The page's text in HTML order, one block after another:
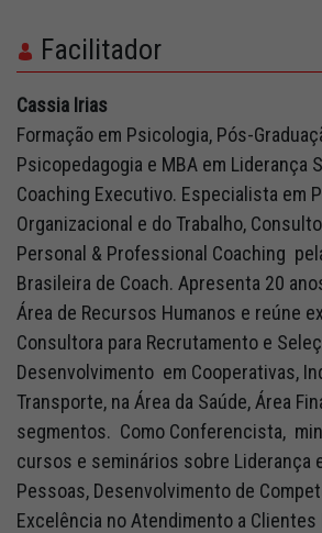
Facilitador
Cassia Irias
Formação em Psicologia, Pós-
Psicopedagogia e MBA em Liderança
Coaching Executivo. Especialista em
Organizacional e do Trabalho,
Personal & Professional Coaching
Brasileira de Coach. Apresenta 20
Área de Recursos Humanos e reúne
Consultora para Recrutamento e
Desenvolvimento em Cooperativas,
Transporte, na Área da Saúde, Área
segmentos. Como Conferencista,
cursos e seminários sobre Liderança
Pessoas, Desenvolvimento de
Excelência no Atendimento a